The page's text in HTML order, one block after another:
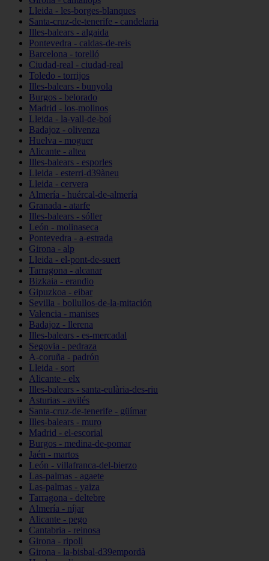
Lleida - les-borges-blanques
Santa-cruz-de-tenerife - candelaria
Illes-balears - algaida
Pontevedra - caldas-de-reis
Barcelona - torelló
Ciudad-real - ciudad-real
Toledo - torrijos
Illes-balears - bunyola
Burgos - belorado
Madrid - los-molinos
Lleida - la-vall-de-boí
Badajoz - olivenza
Huelva - moguer
Alicante - altea
Illes-balears - esporles
Lleida - esterri-d39àneu
Lleida - cervera
Almería - huércal-de-almería
Granada - atarfe
Illes-balears - sóller
León - molinaseca
Pontevedra - a-estrada
Girona - alp
Lleida - el-pont-de-suert
Tarragona - alcanar
Bizkaia - erandio
Gipuzkoa - eibar
Sevilla - bollullos-de-la-mitación
Valencia - manises
Badajoz - llerena
Illes-balears - es-mercadal
Segovia - pedraza
A-coruña - padrón
Lleida - sort
Alicante - elx
Illes-balears - santa-eulària-des-riu
Asturias - avilés
Santa-cruz-de-tenerife - güímar
Illes-balears - muro
Madrid - el-escorial
Burgos - medina-de-pomar
Jaén - martos
León - villafranca-del-bierzo
Las-palmas - agaete
Las-palmas - yaiza
Tarragona - deltebre
Almería - níjar
Alicante - pego
Cantabria - reinosa
Girona - ripoll
Girona - la-bisbal-d39empordà